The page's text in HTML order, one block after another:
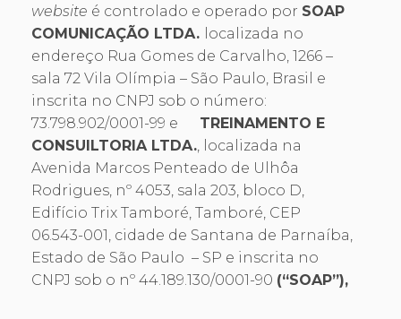
website é controlado e operado por SOAP
COMUNICAÇÃO LTDA. localizada no
endereço Rua Gomes de Carvalho, 1266 –
sala 72 Vila Olímpia – São Paulo, Brasil e
inscrita no CNPJ sob o número:
73.798.902/0001-99 e TREINAMENTO E
CONSUILTORIA LTDA., localizada na
Avenida Marcos Penteado de Ulhôa
Rodrigues, nº 4053, sala 203, bloco D,
Edifício Trix Tamboré, Tamboré, CEP
06.543-001, cidade de Santana de Parnaíba,
Estado de São Paulo – SP e inscrita no
CNPJ sob o nº 44.189.130/0001-90 (“SOAP”),